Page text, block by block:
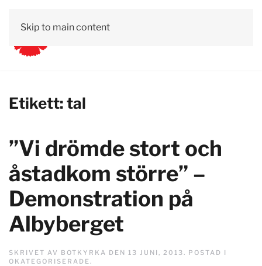
Skip to main content
Etikett:tal
”Vi drömde stort och
åstadkom större” –
Demonstration på
Albyberget
SKRIVET AV BOTKYRKA DEN 13 JUNI, 2013. POSTAD I
OKATEGORISERADE.